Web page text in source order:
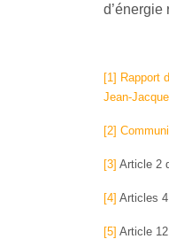
d’énergie
[1] Rapport
Jean-
[2]
[3] Article 2
[4] Articles
[5] Article